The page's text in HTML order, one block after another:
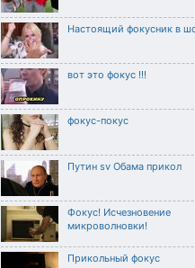
Настоящий фокусник в
вот это фокус !!!
фокус-покус
Путин sv Обама прикол
Фокус! Исчезновение
микроволновки!
Прикольный фокус